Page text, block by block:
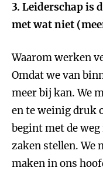
3. Leiderschap is
met wat niet
Waarom werken
Omdat we van
meer bij kan. We
en te weinig druk
begint met de
zaken stellen. We
maken in ons